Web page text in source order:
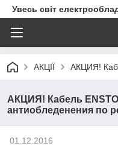
Увесь світ
АКЦІЇ АКЦИЯ!
АКЦИЯ! Кабель
антиобледенения по
01.12.2016